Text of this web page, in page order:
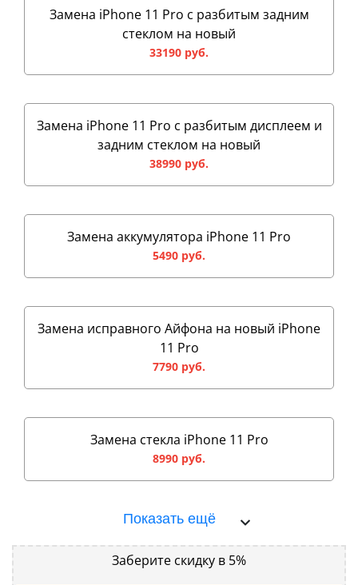
Замена iPhone 11 Pro с разбитым задним
стеклом на новый
33190 руб.
Замена iPhone 11 Pro с разбитым дисплеем и
задним стеклом на новый
38990 руб.
Замена аккумулятора iPhone 11 Pro
5490 руб.
Замена исправного Айфона на новый iPhone
11 Pro
7790 руб.
Замена стекла iPhone 11 Pro
8990 руб.
Показать ещё
Заберите скидку в 5%